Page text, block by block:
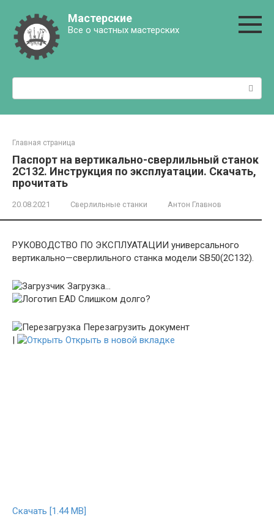
контенту
Мастерские
Все о частных мастерских
Поиск:
Главная страница
Паспорт на вертикально-сверлильный станок
2С132. Инструкция по эксплуатации. Скачать,
прочитать
20.08.2021 Сверлильные станки Антон Главнов
РУКОВОДСТВО ПО ЭКСПЛУАТАЦИИ универсального
вертикально—сверлильного станка модели SB50(2С132).
Загрузка...
Слишком долго?
Перезагрузить документ
|
Открыть в новой вкладке
Скачать [1.44 MB]